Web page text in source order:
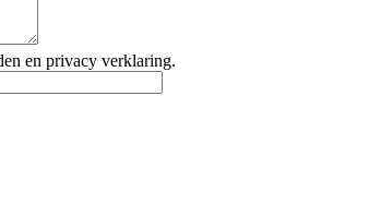
en privacy verklaring.